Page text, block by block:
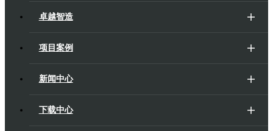
卓越智造
项目案例
新闻中心
下载中心